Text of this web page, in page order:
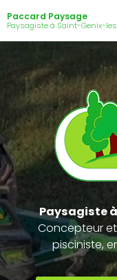
au
contenu
principal
Paccard Paysage
Paysagiste à Saint-Genix-
Paysagiste
Concepteur
pisciniste,